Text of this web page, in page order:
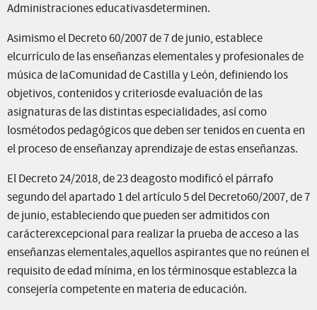
Administraciones educativasdeterminen.
Asimismo el Decreto 60/2007 de 7 de junio, establece
elcurrículo de las enseñanzas elementales y profesionales de
música de laComunidad de Castilla y León, definiendo los
objetivos, contenidos y criteriosde evaluación de las
asignaturas de las distintas especialidades, así como
losmétodos pedagógicos que deben ser tenidos en cuenta en
el proceso de enseñanzay aprendizaje de estas enseñanzas.
El Decreto 24/2018, de 23 deagosto modificó el párrafo
segundo del apartado 1 del artículo 5 del Decreto60/2007, de 7
de junio, estableciendo que pueden ser admitidos con
carácterexcepcional para realizar la prueba de acceso a las
enseñanzas elementales,aquellos aspirantes que no reúnen el
requisito de edad mínima, en los términosque establezca la
consejería competente en materia de educación.